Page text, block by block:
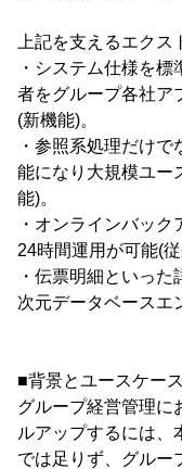
上記を支えるエクス
・システム仕様を
者をグループ各社ア
(新機能)。
・参照系処理だけ
能になり大規模ユー
能)。
・オンラインバッ
24時間運用が可能(
・伝票明細といっ
次元データベースエ
■背景とユースケース
グループ経営管理に
ルアップするには、
では足りず、グルー